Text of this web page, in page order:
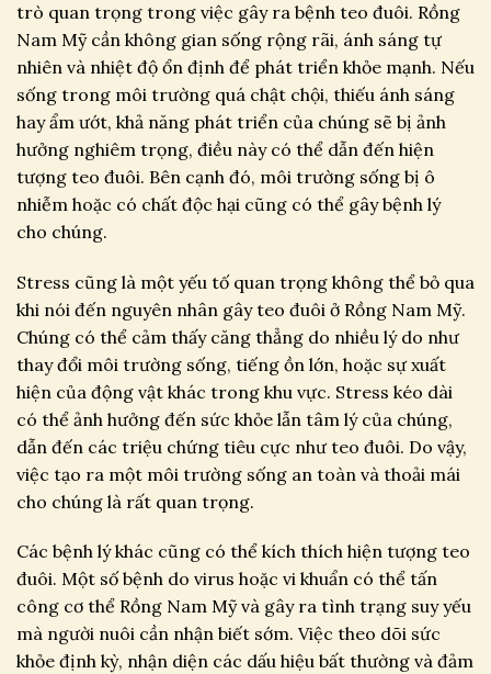
trò quan trọng trong việc gây ra bệnh teo đuôi. Rồng
Nam Mỹ cần không gian sống rộng rãi, ánh sáng tự
nhiên và nhiệt độ ổn định để phát triển khỏe mạnh. Nếu
sống trong môi trường quá chật chội, thiếu ánh sáng
hay ẩm ướt, khả năng phát triển của chúng sẽ bị ảnh
hưởng nghiêm trọng, điều này có thể dẫn đến hiện
tượng teo đuôi. Bên cạnh đó, môi trường sống bị ô
nhiễm hoặc có chất độc hại cũng có thể gây bệnh lý
cho chúng.
Stress cũng là một yếu tố quan trọng không thể bỏ qua
khi nói đến nguyên nhân gây teo đuôi ở Rồng Nam Mỹ.
Chúng có thể cảm thấy căng thẳng do nhiều lý do như
thay đổi môi trường sống, tiếng ồn lớn, hoặc sự xuất
hiện của động vật khác trong khu vực. Stress kéo dài
có thể ảnh hưởng đến sức khỏe lẫn tâm lý của chúng,
dẫn đến các triệu chứng tiêu cực như teo đuôi. Do vậy,
việc tạo ra một môi trường sống an toàn và thoải mái
cho chúng là rất quan trọng.
Các bệnh lý khác cũng có thể kích thích hiện tượng teo
đuôi. Một số bệnh do virus hoặc vi khuẩn có thể tấn
công cơ thể Rồng Nam Mỹ và gây ra tình trạng suy yếu
mà người nuôi cần nhận biết sớm. Việc theo dõi sức
khỏe định kỳ, nhận diện các dấu hiệu bất thường và đảm